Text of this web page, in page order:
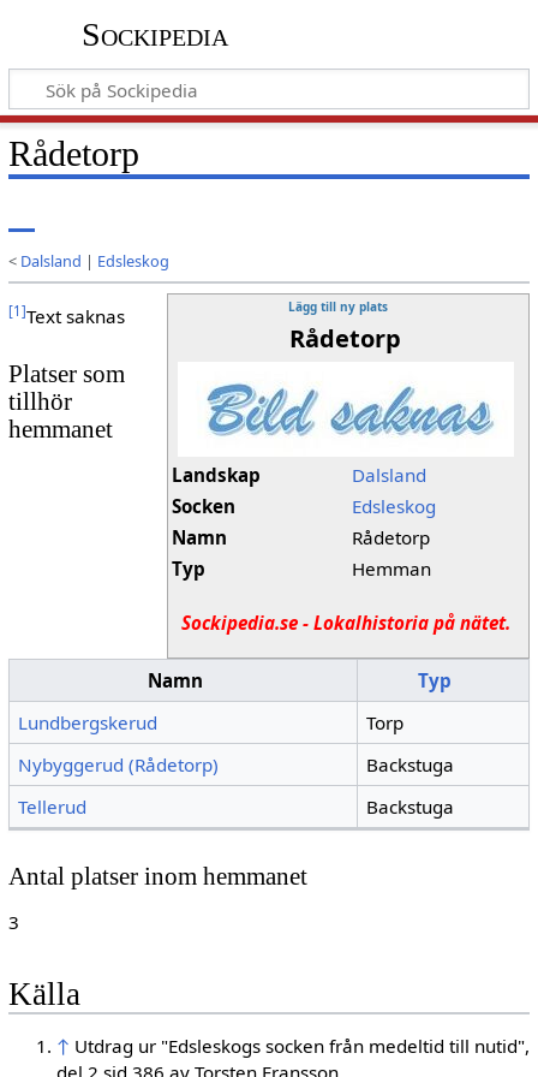
Sockipedia
Rådetorp
< Dalsland | Edsleskog
Lägg till ny plats
Rådetorp
Landskap
Dalsland
Socken
Edsleskog
Namn
Rådetorp
Typ
Hemman
Sockipedia.se - Lokalhistoria på nätet.
[1 ]Text saknas
Platser som
tillhör
hemmanet
Namn
Typ
Lundbergskerud
Torp
Nybyggerud (Rådetorp)
Backstuga
Tellerud
Backstuga
Antal platser inom hemmanet
3
Källa
↑ Utdrag ur "Edsleskogs socken från medeltid till nutid",